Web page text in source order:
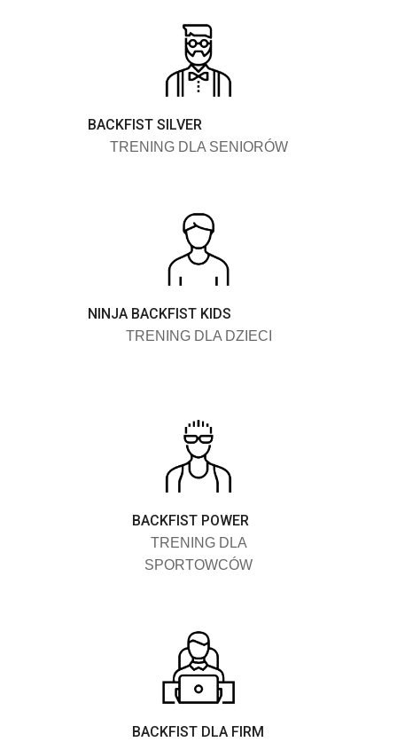
BACKFIST SILVER
TRENING DLA SENIORÓW
NINJA BACKFIST KIDS
TRENING DLA DZIECI
BACKFIST POWER
TRENING DLA
SPORTOWCÓW
BACKFIST DLA FIRM